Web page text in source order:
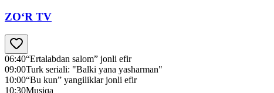
ZO‘R TV
06:40“Ertalabdan salom” jonli efir
09:00Turk seriali: "Balki yana yasharman"
10:00“Bu kun” yangiliklar jonli efir
10:30Musiqa